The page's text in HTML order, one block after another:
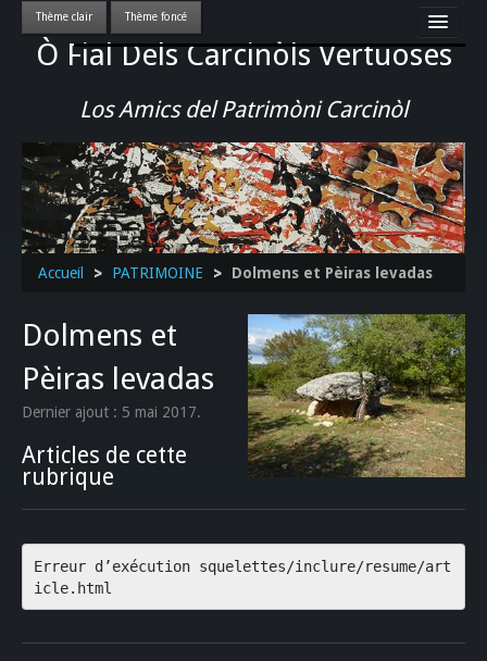
Ò Fial Dels Carcinòls Vertuoses
Los Amics del Patrimòni Carcinòl
Accueil
LES QUERCYNOIS & LEUR CULTURE
PATRIMOINE
GASTRONOMIE
ACTUALITE-CULTURE-EVENEMENTS LOCAUX
>>
Accueil > PATRIMOINE > Dolmens et Pèiras levadas
Dolmens et
Pèiras levadas
Dernier ajout : 5 mai 2017.
Articles de cette
rubrique
Erreur d’exécution squelettes/inclure/resume/art
icle.html